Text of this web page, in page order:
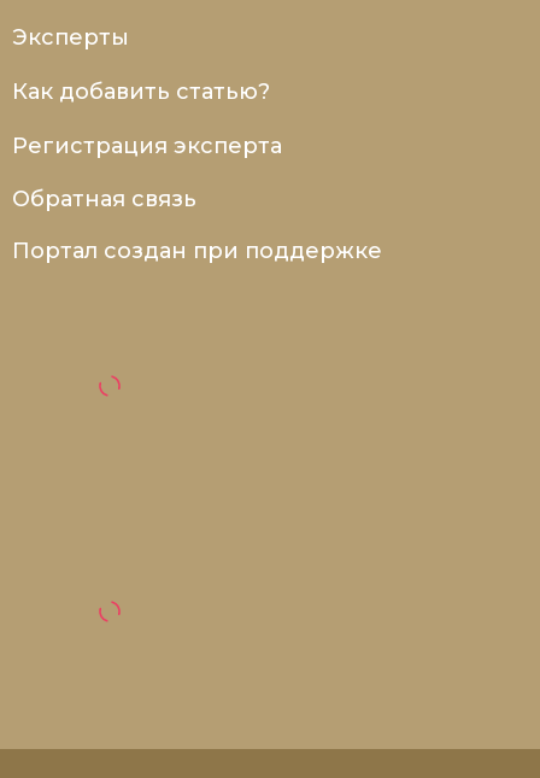
Эксперты
Как добавить статью?
Регистрация эксперта
Обратная связь
Портал создан при поддержке